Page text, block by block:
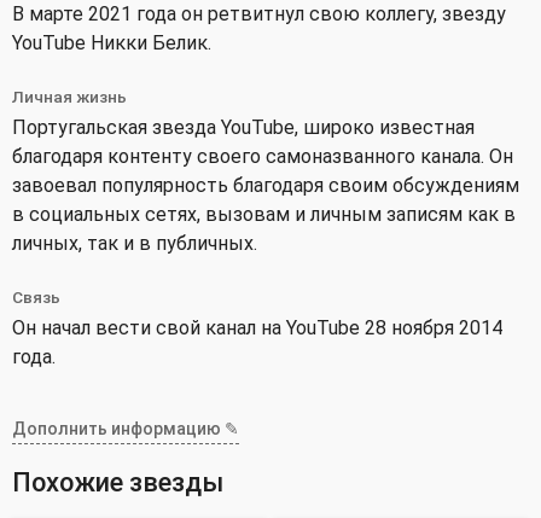
В марте 2021 года он ретвитнул свою коллегу, звезду
YouTube Никки Белик.
Личная жизнь
Португальская звезда YouTube, широко известная
благодаря контенту своего самоназванного канала. Он
завоевал популярность благодаря своим обсуждениям
в социальных сетях, вызовам и личным записям как в
личных, так и в публичных.
Связь
Он начал вести свой канал на YouTube 28 ноября 2014
года.
Дополнить информацию ✎
Похожие звезды